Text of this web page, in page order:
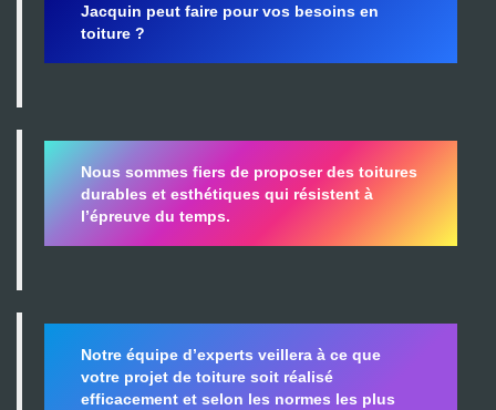
Jacquin peut faire pour vos besoins en
toiture ?
Nous sommes fiers de proposer des toitures
durables et esthétiques qui résistent à
l’épreuve du temps.
Notre équipe d’experts veillera à ce que
votre projet de toiture soit réalisé
efficacement et selon les normes les plus